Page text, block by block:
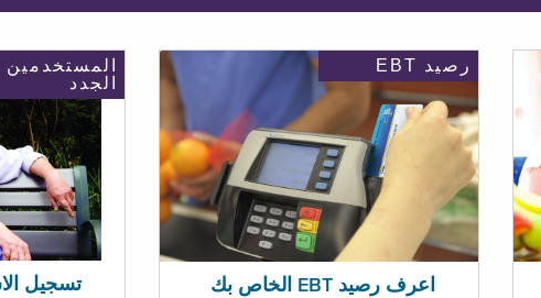
المستخدمين
الجدد
تسجيل
رصيد EBT
اعرف رصيد EBT الخاص بك